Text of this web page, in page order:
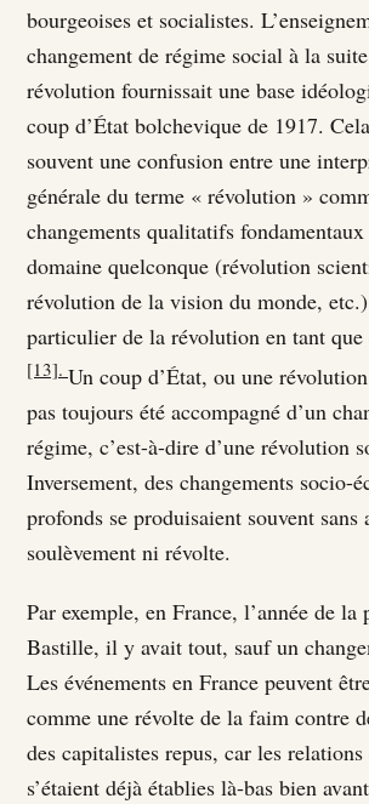
bourgeoises et socialistes.
changement de régime social à la
révolution fournissait une base
coup d’État bolchevique de 1917.
souvent une confusion entre une
générale du terme « révolution »
changements qualitatifs fondamentaux
domaine quelconque (révolution
révolution de la vision du monde,
particulier de la révolution en tant que
[13]. Un coup d’État, ou une
pas toujours été accompagné d’un
régime, c’est-à-dire d’une révolution
Inversement, des changements socio-
profonds se produisaient souvent sans
soulèvement ni révolte.
Par exemple, en France, l’année de la
Bastille, il y avait tout, sauf un
Les événements en France peuvent
comme une révolte de la faim contre
des capitalistes repus, car les
s’étaient déjà établies là-bas bien